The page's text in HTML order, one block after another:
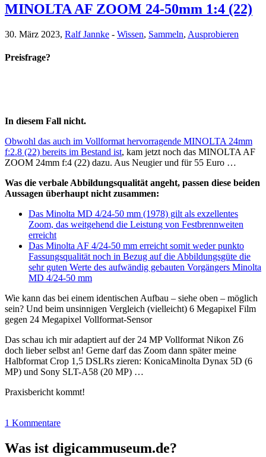
MINOLTA AF ZOOM 24-50mm 1:4 (22)
30. März 2023, Ralf Jannke - Wissen, Sammeln, Ausprobieren
Preisfrage?
In diesem Fall nicht.
Obwohl das auch im Vollformat hervorragende MINOLTA 24mm
f:2.8 (22) bereits im Bestand ist, kam jetzt noch das MINOLTA AF
ZOOM 24mm f:4 (22) dazu. Aus Neugier und für 55 Euro …
Was die verbale Abbildungsqualität angeht, passen diese beiden
Aussagen überhaupt nicht zusammen:
Das Minolta MD 4/24-50 mm (1978) gilt als exzellentes
Zoom, das weitgehend die Leistung von Festbrennweiten
erreicht
Das Minolta AF 4/24-50 mm erreicht somit weder punkto
Fassungsqualität noch in Bezug auf die Abbildungsgüte die
sehr guten Werte des aufwändig gebauten Vorgängers Minolta
MD 4/24-50 mm
Wie kann das bei einem identischen Aufbau – siehe oben – möglich
sein? Und beim unsinnigen Vergleich (vielleicht) 6 Megapixel Film
gegen 24 Megapixel Vollformat-Sensor
Das schau ich mir adaptiert auf der 24 MP Vollformat Nikon Z6
doch lieber selbst an! Gerne darf das Zoom dann später meine
Halbformat Crop 1,5 DSLRs zieren: KonicaMinolta Dynax 5D (6
MP) und Sony SLT-A58 (20 MP) …
Praxisbericht kommt!
1 Kommentare
Was ist digicammuseum.de?